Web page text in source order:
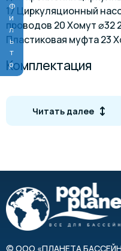
Фильтр
17 Циркуляционный
проводов 20 Хомут ⌀32
Пластиковая муфта 23
Комплектация
Циркуляционный
Фильтр грубой
Скиммер поставляется
трубопроводом.
Инструкция по
MTH IS6 и IS12
Читать далее
© ООО «ПЛАНЕТА